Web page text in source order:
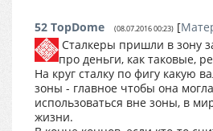
52 TopDome (08.07.2016 00:23) [
Сталкеры пришли в зону
про деньги, как таковые,
На круг сталку по фигу какую
зоны - главное чтобы она
использоваться вне зоны, в
жизни.